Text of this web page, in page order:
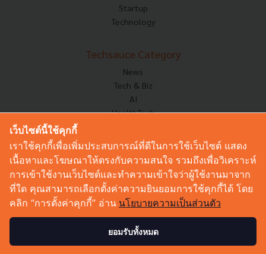
Startup
Technology
Techsauce Category
News
Tech & Biz
AI
HealthTech
Corp Innov
Saucy Thoughts
Based On
Sustainable
Videos
Podcast
เว็บไซต์นี้ใช้คุกกี้
เราใช้คุกกี้เพื่อเพิ่มประสบการณ์ที่ดีในการใช้เว็บไซต์ แสดง
เนื้อหาและโฆษณาให้ตรงกับความสนใจ รวมถึงเพื่อวิเคราะห์
การเข้าใช้งานเว็บไซต์และทำความเข้าใจว่าผู้ใช้งานมาจาก
ที่ใด คุณสามารถเลือกตั้งค่าความยินยอมการใช้คุกกี้ได้ โดย
คลิก “การตั้งค่าคุกกี้” อ่าน นโยบายความเป็นส่วนตัว
ยอมรับทั้งหมด